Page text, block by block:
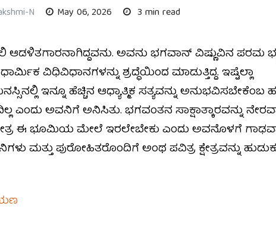
N May 06, 2026 3 min read
ಆಡಳಿತಗಾರನಾಗಿದ್ದವನು. ಅವನು ಭಗವಾನ್ ವಿಷ್ಣುವಿನ ಪರಮ
ವಿಧಿವಿಧಾನಗಳನ್ನು ಶ್ರದ್ಧೆಯಿಂದ ಮಾಡುತ್ತಿದ್ದ. ಇಷ್ಟೆಲ್ಲಾ
ಇನ್ನೂ ಹೆಚ್ಚಿನ ಆಧ್ಯಾತ್ಮಿಕ ಸತ್ಯವನ್ನು ಅನುಭವಿಸಬೇಕೆಂಬ
ಅವನಿಗೆ ಅನಿಸಿತು. ಭಗವಂತನ ಸಾಕ್ಷಾತ್ಕಾರವನ್ನು
ಈ ಭೂಮಿಯ ಮೇಲೆ ಇರಲೇಬೇಕು ಎಂದು ಅವನೊಳಗೆ
ಪುರೋಹಿತರೊಂದಿಗೆ ಅಂಥ ಪವಿತ್ರ ಕ್ಷೇತ್ರವನ್ನು